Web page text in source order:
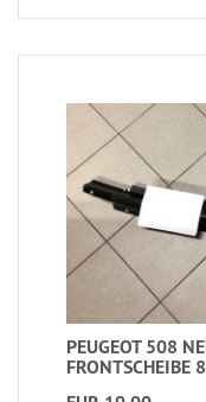
PEUGEOT 508